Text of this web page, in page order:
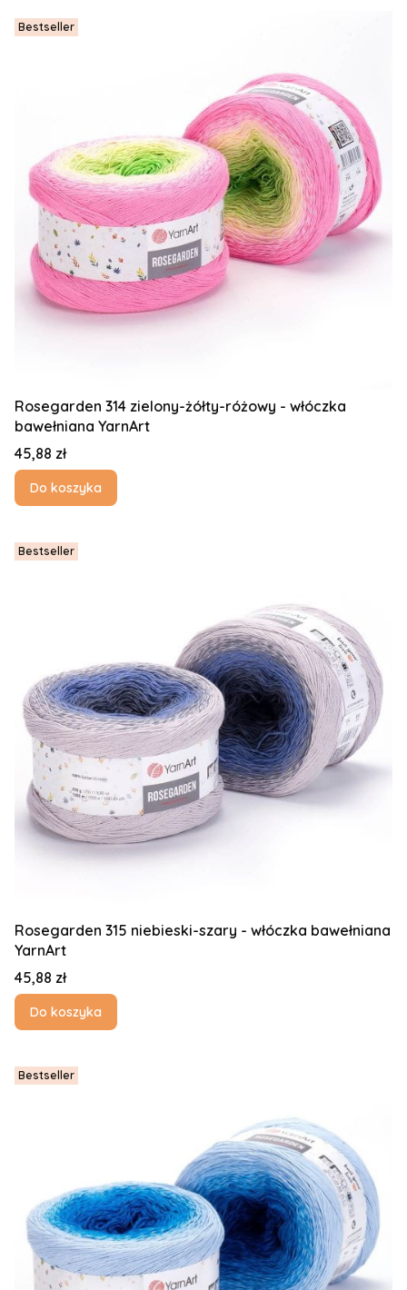
Bestseller
Rosegarden 314 zielony-żółty-różowy - włóczka
bawełniana YarnArt
Cena
45,88 zł
Do koszyka
Bestseller
Rosegarden 315 niebieski-szary - włóczka bawełniana
YarnArt
Cena
45,88 zł
Do koszyka
Bestseller